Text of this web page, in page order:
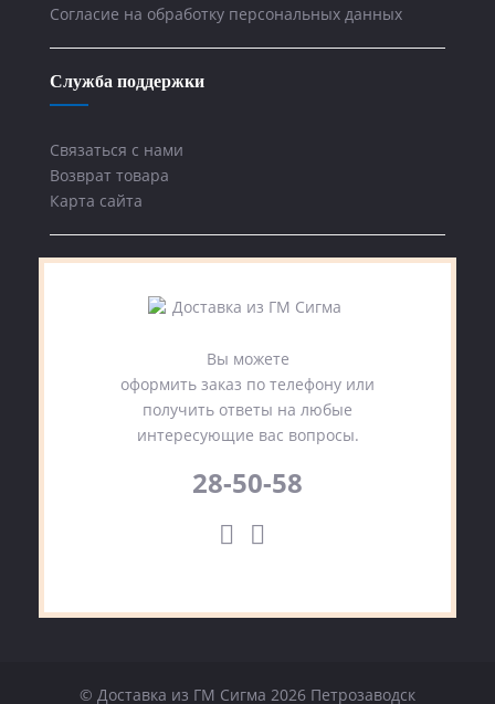
Согласие на обработку персональных данных
Служба поддержки
Связаться с нами
Возврат товара
Карта сайта
Вы можете
оформить заказ по телефону или
получить ответы на любые
интересующие вас вопросы.
28-50-58
© Доставка из ГМ Сигма 2026 Петрозаводск